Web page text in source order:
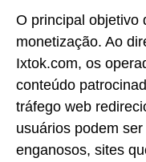
O principal objetivo
monetização. Ao
Ixtok.com, os
conteúdo
tráfego web
usuários podem
enganosos, sites